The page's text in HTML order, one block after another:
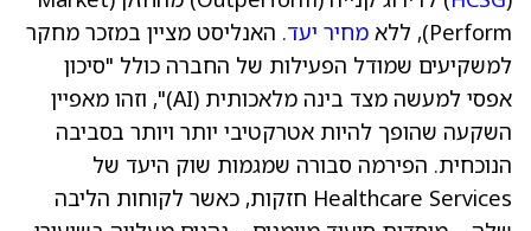
Perform), ללא
מחיר יעד. האנליסט מציין במזכר מחקר
למשקיעים שמודל הפעילות של החברה כולל "סיכון
אפסי למעשה מצד בינה מלאכותית (AI)", וזהו מאפיין
השקעה שהופך להיות אטרקטיבי יותר ויותר בסביבה
הנוכחית. הפירמה סבורה שמגמות שוק היעד של
Healthcare Services חזקות, כאשר לקוחות הליבה